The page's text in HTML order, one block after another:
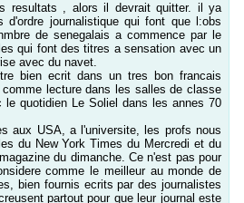
resultats , alors il devrait quitter. il ya
d'ordre journalistique qui font que l:obs
de senegalais a commence par le
qui font des titres a sensation avec un
avec du navet.
bien ecrit dans un tres bon francais
lecture dans les salles de classe
quotidien Le Soliel dans les annes 70
aux USA, a l'universite, les profs nous
du New York Times du Mercredi et du
du dimanche. Ce n'est pas pour
comme le meilleur au monde de
bien fournis ecrits par des journalistes
partout pour que leur journal este